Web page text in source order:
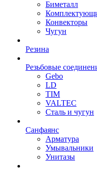
Биметалл
Конвекторы
Чугун
Резина
Резьбовые
Gebo
LD
TIM
VALTEC
Сталь и чугун
Санфаянс
Арматура
Умывальники
Унитазы